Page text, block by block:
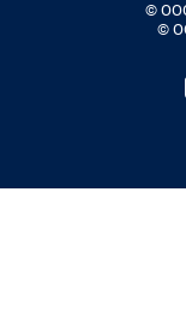
©
©